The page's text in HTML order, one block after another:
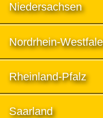
Niedersachsen
Nordrhein-
Rheinland-Pfalz
Saarland